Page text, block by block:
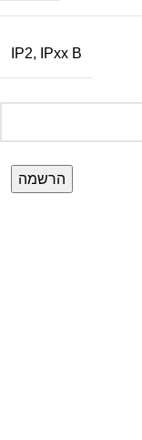
IP2, IPxx B